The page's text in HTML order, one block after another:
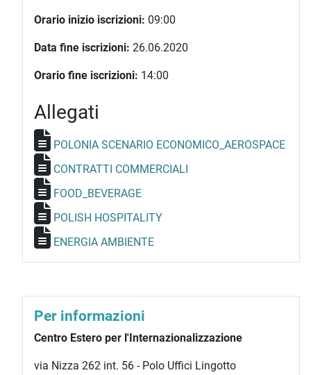
Orario inizio iscrizioni: 09:00
Data fine iscrizioni: 26.06.2020
Orario fine iscrizioni: 14:00
Allegati
POLONIA SCENARIO ECONOMICO_AEROSPACE
CONTRATTI COMMERCIALI
FOOD_BEVERAGE
POLISH HOSPITALITY
ENERGIA AMBIENTE
Per informazioni
Centro Estero per l'Internazionalizzazione
via Nizza 262 int. 56 - Polo Uffici Lingotto